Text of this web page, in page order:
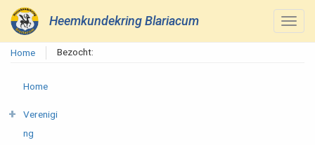
Heemkundekring Blariacum
Home Bezocht:
Home
Verenigi
ng